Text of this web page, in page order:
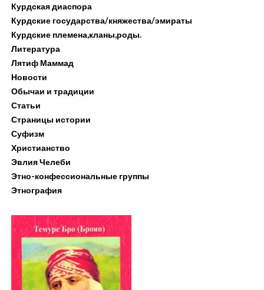
Курдская диаспора
Курдские государства/княжества/эмираты
Курдские племена,кланы,роды.
Литература
Лятиф Маммад
Новости
Обычаи и традиции
Статьи
Страницы истории
Суфизм
Христианство
Эвлия Челеби
Этно-конфессиональные группы
Этнография